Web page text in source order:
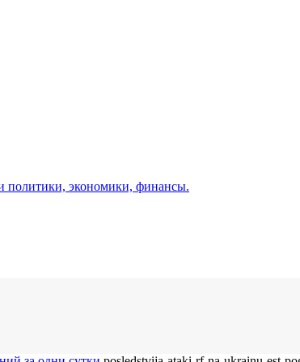
экономики, финансы.